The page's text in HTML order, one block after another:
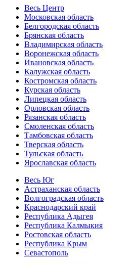
Весь Центр
Московская область
Белгородская область
Брянская область
Владимирская область
Воронежская область
Ивановская область
Калужская область
Костромская область
Курская область
Липецкая область
Орловская область
Рязанская область
Смоленская область
Тамбовская область
Тверская область
Тульская область
Ярославская область
Весь Юг
Астраханская область
Волгоградская область
Краснодарский край
Республика Адыгея
Республика Калмыкия
Ростовская область
Республика Крым
Севастополь